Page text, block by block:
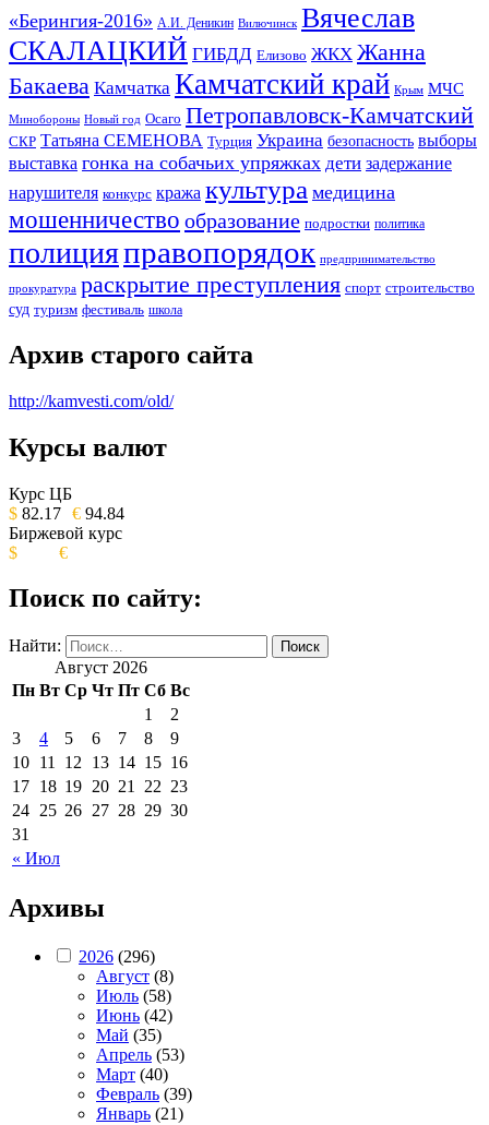
«Берингия-2016» А.И. Деникин Вилючинск Вячеслав
СКАЛАЦКИЙ ГИБДД Елизово ЖКХ Жанна
Бакаева Камчатка Камчатский край Крым МЧС
Минобороны Новый год Осаго Петропавловск-Камчатский
СКР Татьяна СЕМЕНОВА Турция Украина безопасность выборы
выставка гонка на собачьих упряжках дети задержание
нарушителя конкурс кража культура медицина
мошенничество образование подростки политика
полицияправопорядок предпринимательство
прокуратура раскрытие преступления спорт строительство
суд туризм фестиваль школа
Архив старого сайта
http://kamvesti.com/old/
ОБЩЕСТВЕННО-ПОЛИТИЧЕСКОЕ
ИЗДАНИЕ КАМЧАТСКОГО КРАЯ.
Курсы валют
Курс ЦБ
$ 82.17 € 94.84
Биржевой курс
$
€
Поиск по сайту:
Найти:
Август 2026
Пн Вт Ср Чт Пт Сб Вс
« Июл
1
2
3
4 5 6 7 8
9
10 11 12 13 14 15 16
17 18 19 20 21 22 23
24 25 26 27 28 29 30
31
Архивы
2026 (296)
Август (8)
Июль (58)
Июнь (42)
Май (35)
Апрель (53)
Март (40)
Февраль (39)
Январь (21)